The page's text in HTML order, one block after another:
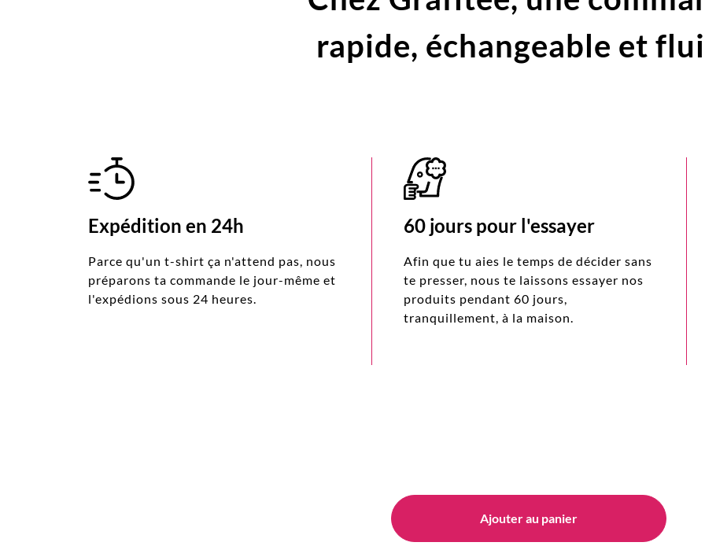
rapide, échangeable et
Expédition en 24h
Parce qu'un t-shirt ça n'attend pas, nous
préparons ta commande le jour-même et
l'expédions sous 24 heures.
60 jours pour l'essayer
Afin que tu aies le temps de décider sans
te presser, nous te laissons essayer nos
produits pendant 60 jours,
tranquillement, à la maison.
Ajouter au panier